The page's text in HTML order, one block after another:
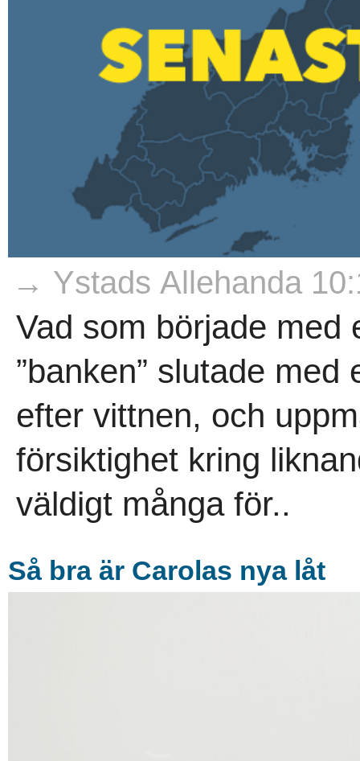
→ Ystads Allehanda
Vad som började med
”banken” slutade
efter vittnen, och
försiktighet kring
väldigt många för..
Så bra är Carolas nya låt